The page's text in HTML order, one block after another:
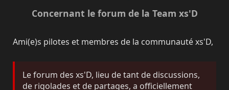
Concernant le forum de la Team xs'D
Ami(e)s pilotes et membres de la communauté xs'D,
Le forum des xs'D, lieu de tant de discussions,
de rigolades et de partages, a officiellement